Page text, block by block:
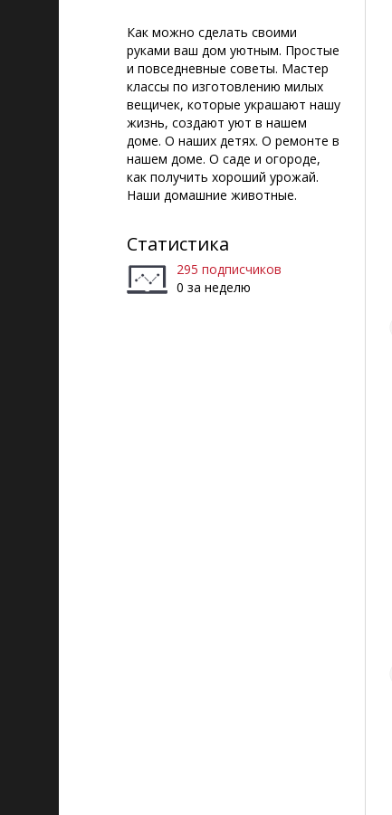
Как можно сделать своими
руками ваш дом уютным. Простые
и повседневные советы. Мастер
классы по изготовлению милых
вещичек, которые украшают нашу
жизнь, создают уют в нашем
доме. О наших детях. О ремонте в
нашем доме. О саде и огороде,
как получить хороший урожай.
Наши домашние животные.
Статистика
295 подписчиков
0 за неделю